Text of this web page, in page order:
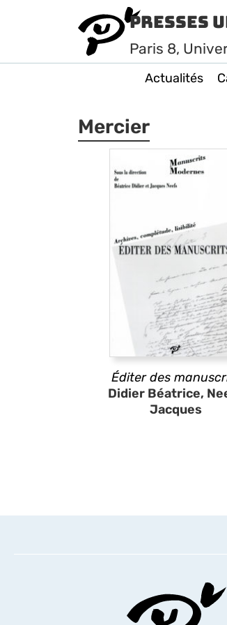
Presses
Paris 8,
Actualités
Mercier
Éditer des
Didier Béatrice,
Jacques